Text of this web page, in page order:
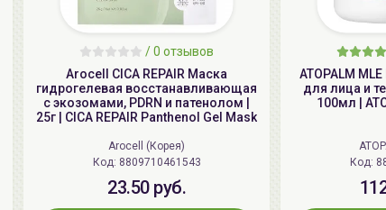
AiliCode Бальзам для
увлажняющий, 250мл
19.99 руб.
/0 отзывов
Arocell CICA REPAIR Маска
гидрогелевая восстанавливающая
с экозомами, PDRN и патенолом |
25г | CICA REPAIR Panthenol Gel Mask
Arocell (Корея)
Код: 8809710461543
23.50 руб.
ATOPALM
для лица и
100мл |